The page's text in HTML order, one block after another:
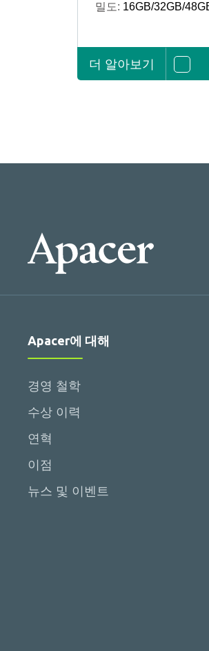
밀도: 16GB/32GB/
더 알아보기
Apacer에 대해
경영 철학
수상 이력
연혁
이점
뉴스 및 이벤트